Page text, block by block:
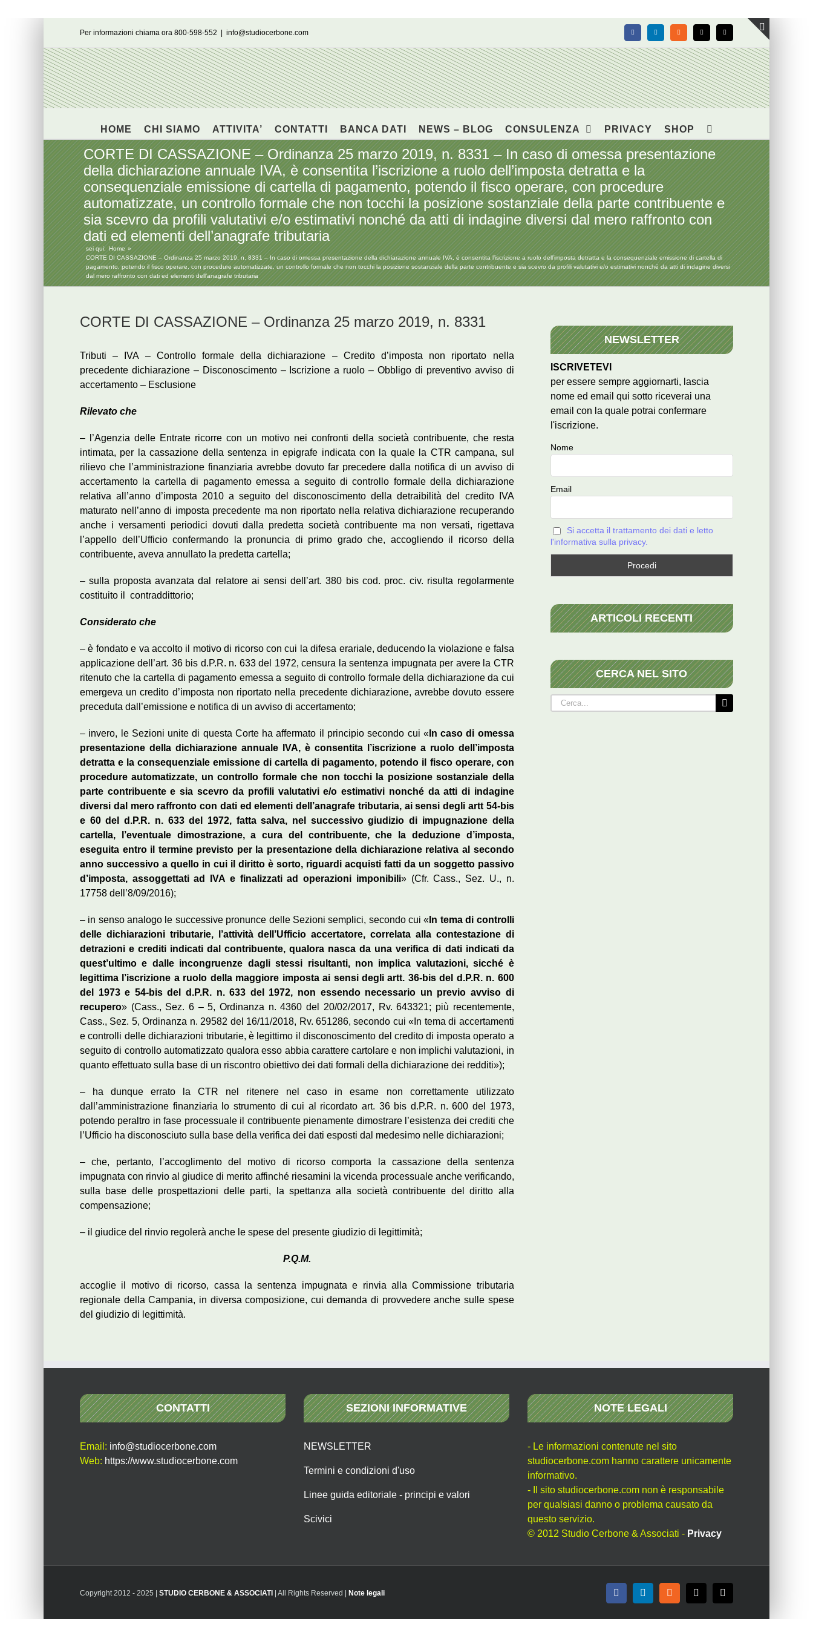
Per informazioni chiama ora 800-598-552 info@studiocerbone.com FacebookLinkedIn Rss X Email
HOME CHI SIAMO ATTIVITA’ CONTATTI BANCA DATI NEWS – BLOG CONSULENZA PRIVACY SHOP
CORTE DI CASSAZIONE – Ordinanza 25 marzo 2019, n. 8331 – In caso di omessa presentazione
della dichiarazione annuale IVA, è consentita l’iscrizione a ruolo dell’imposta detratta e la
consequenziale emissione di cartella di pagamento, potendo il fisco operare, con procedure
automatizzate, un controllo formale che non tocchi la posizione sostanziale della parte contribuente e
sia scevro da profili valutativi e/o estimativi nonché da atti di indagine diversi dal mero raffronto con
dati ed elementi dell’anagrafe tributaria
sei qui: Home
CORTE DI CASSAZIONE – Ordinanza 25 marzo 2019, n. 8331 – In caso di omessa presentazione della dichiarazione annuale IVA, è consentita l’iscrizione a ruolo dell’imposta detratta e la consequenziale emissione di cartella di
pagamento, potendo il fisco operare, con procedure automatizzate, un controllo formale che non tocchi la posizione sostanziale della parte contribuente e sia scevro da profili valutativi e/o estimativi nonché da atti di indagine diversi
dal mero raffronto con dati ed elementi dell’anagrafe tributaria
CORTE DI CASSAZIONE – Ordinanza 25 marzo 2019, n. 8331
Tributi – IVA – Controllo formale della dichiarazione – Credito d’imposta non riportato nella
precedente dichiarazione – Disconoscimento – Iscrizione a ruolo – Obbligo di preventivo avviso di
accertamento – Esclusione
Rilevato che
– l’Agenzia delle Entrate ricorre con un motivo nei confronti della società contribuente, che resta
intimata, per la cassazione della sentenza in epigrafe indicata con la quale la CTR campana, sul
rilievo che l’amministrazione finanziaria avrebbe dovuto far precedere dalla notifica di un avviso di
accertamento la cartella di pagamento emessa a seguito di controllo formale della dichiarazione
relativa all’anno d’imposta 2010 a seguito del disconoscimento della detraibilità del credito IVA
maturato nell’anno di imposta precedente ma non riportato nella relativa dichiarazione recuperando
anche i versamenti periodici dovuti dalla predetta società contribuente ma non versati, rigettava
l’appello dell’Ufficio confermando la pronuncia di primo grado che, accogliendo il ricorso della
contribuente, aveva annullato la predetta cartella;
– sulla proposta avanzata dal relatore ai sensi dell’art. 380 bis cod. proc. civ. risulta regolarmente
costituito il contraddittorio;
Considerato che
– è fondato e va accolto il motivo di ricorso con cui la difesa erariale, deducendo la violazione e falsa
applicazione dell’art. 36 bis d.P.R. n. 633 del 1972, censura la sentenza impugnata per avere la CTR
ritenuto che la cartella di pagamento emessa a seguito di controllo formale della dichiarazione da cui
emergeva un credito d’imposta non riportato nella precedente dichiarazione, avrebbe dovuto essere
preceduta dall’emissione e notifica di un avviso di accertamento;
– invero, le Sezioni unite di questa Corte ha affermato il principio secondo cui «In caso di omessa
presentazione della dichiarazione annuale IVA, è consentita l’iscrizione a ruolo dell’imposta
detratta e la consequenziale emissione di cartella di pagamento, potendo il fisco operare, con
procedure automatizzate, un controllo formale che non tocchi la posizione sostanziale della
parte contribuente e sia scevro da profili valutativi e/o estimativi nonché da atti di indagine
diversi dal mero raffronto con dati ed elementi dell’anagrafe tributaria, ai sensi degli artt 54-bis
e 60 del d.P.R. n. 633 del 1972, fatta salva, nel successivo giudizio di impugnazione della
cartella, l’eventuale dimostrazione, a cura del contribuente, che la deduzione d’imposta,
eseguita entro il termine previsto per la presentazione della dichiarazione relativa al secondo
anno successivo a quello in cui il diritto è sorto, riguardi acquisti fatti da un soggetto passivo
d’imposta, assoggettati ad IVA e finalizzati ad operazioni imponibili» (Cfr. Cass., Sez. U., n.
17758 dell’8/09/2016);
– in senso analogo le successive pronunce delle Sezioni semplici, secondo cui « In tema di controlli
delle dichiarazioni tributarie, l’attività dell’Ufficio accertatore, correlata alla contestazione di
detrazioni e crediti indicati dal contribuente, qualora nasca da una verifica di dati indicati da
quest’ultimo e dalle incongruenze dagli stessi risultanti, non implica valutazioni, sicché è
legittima l’iscrizione a ruolo della maggiore imposta ai sensi degli artt. 36-bis del d.P.R. n. 600
del 1973 e 54-bis del d.P.R. n. 633 del 1972, non essendo necessario un previo avviso di
recupero» (Cass., Sez. 6 – 5, Ordinanza n. 4360 del 20/02/2017, Rv. 643321; più recentemente,
Cass., Sez. 5, Ordinanza n. 29582 del 16/11/2018, Rv. 651286, secondo cui «In tema di accertamenti
e controlli delle dichiarazioni tributarie, è legittimo il disconoscimento del credito di imposta operato a
seguito di controllo automatizzato qualora esso abbia carattere cartolare e non implichi valutazioni, in
quanto effettuato sulla base di un riscontro obiettivo dei dati formali della dichiarazione dei redditi»);
– ha dunque errato la CTR nel ritenere nel caso in esame non correttamente utilizzato
dall’amministrazione finanziaria lo strumento di cui al ricordato art. 36 bis d.P.R. n. 600 del 1973,
potendo peraltro in fase processuale il contribuente pienamente dimostrare l’esistenza dei crediti che
l’Ufficio ha disconosciuto sulla base della verifica dei dati esposti dal medesimo nelle dichiarazioni;
– che, pertanto, l’accoglimento del motivo di ricorso comporta la cassazione della sentenza
impugnata con rinvio al giudice di merito affinché riesamini la vicenda processuale anche verificando,
sulla base delle prospettazioni delle parti, la spettanza alla società contribuente del diritto alla
compensazione;
– il giudice del rinvio regolerà anche le spese del presente giudizio di legittimità;
P.Q.M.
accoglie il motivo di ricorso, cassa la sentenza impugnata e rinvia alla Commissione tributaria
regionale della Campania, in diversa composizione, cui demanda di provvedere anche sulle spese
del giudizio di legittimità.
NEWSLETTER
ISCRIVETEVI
per essere sempre aggiornarti, lascia
nome ed email qui sotto riceverai una
email con la quale potrai confermare
l'iscrizione.
Nome
Email
Si accetta il trattamento dei dati e letto
l'informativa sulla privacy.
ARTICOLI RECENTI
CERCA NEL SITO
Cerca
per:
CONTATTI
Email: info@studiocerbone.com
Web: https://www.studiocerbone.com
SEZIONI INFORMATIVE
NEWSLETTER
Termini e condizioni d'uso
Linee guida editoriale - principi e valori
Scivici
NOTE LEGALI
- Le informazioni contenute nel sito
studiocerbone.com hanno carattere unicamente
informativo.
- Il sito studiocerbone.com non è responsabile
per qualsiasi danno o problema causato da
questo servizio.
© 2012 Studio Cerbone & Associati - Privacy
Copyright 2012 - 2025 | STUDIO CERBONE & ASSOCIATI | All Rights Reserved | Note legali FacebookLinkedInRss X Email
Toggle
area
barra
scorrevole